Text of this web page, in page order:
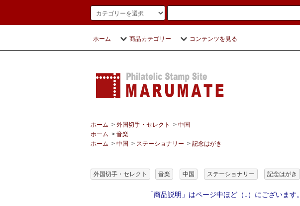
ホーム 商品カテゴリー コンテンツを見る
ホーム > 外国切手・セレクト > 中国
ホーム > 音楽
ホーム > 中国 > ステーショナリー > 記念はがき
外国切手・セレクト 音楽 中国 ステーショナリー 記念はがき
「商品説明」はページ中ほど（↓）にございます。